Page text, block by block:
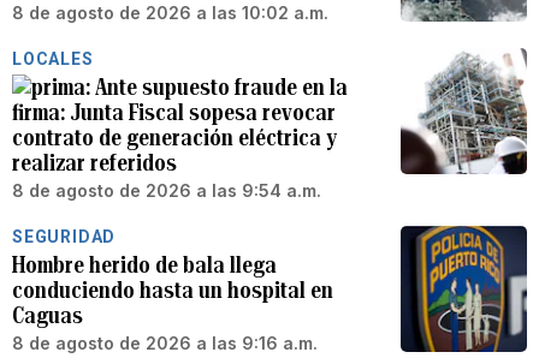
8 de agosto de 2026 a las 10:02 a.m.
LOCALES
Ante supuesto fraude en la
firma: Junta Fiscal sopesa revocar
contrato de generación eléctrica y
realizar referidos
8 de agosto de 2026 a las 9:54 a.m.
SEGURIDAD
Hombre herido de bala llega
conduciendo hasta un hospital en
Caguas
8 de agosto de 2026 a las 9:16 a.m.